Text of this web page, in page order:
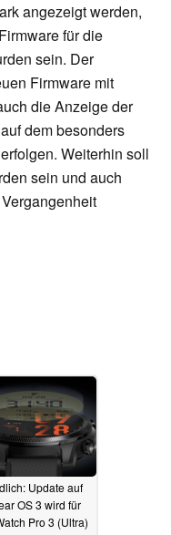
angezeigt werden,
für die
sein. Der
Firmware mit
die Anzeige der
dem besonders
Weiterhin soll
sein und auch
Update auf
OS 3 wird für
Pro 3 (Ultra)